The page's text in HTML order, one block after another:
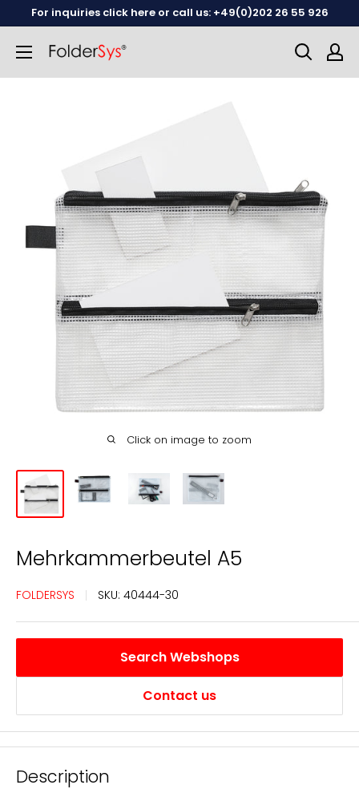
content
For inquiries click here or call us: +49(0)202 26 55 926
German
English
Click on image to zoom
Mehrkammerbeutel A5
FOLDERSYS SKU: 40444-30
Search Webshops
Contact us
Description